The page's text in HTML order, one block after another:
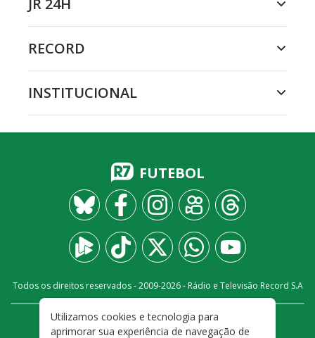
JR 24H
RECORD
INSTITUCIONAL
FUTEBOL
Todos os direitos reservados - 2009-2026- Rádio e Televisão Record S.A
FALE CONOSCO
PRIVACIDADE
Utilizamos cookies e tecnologia para
aprimorar sua experiência de navegação de